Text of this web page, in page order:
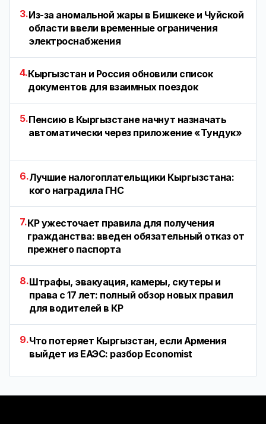
3.Из-за аномальной жары в Бишкеке и Чуйской
области ввели временные ограничения
электроснабжения
4.Кыргызстан и Россия обновили список
документов для взаимных поездок
5.Пенсию в Кыргызстане начнут назначать
автоматически через приложение «Тундук»
6.Лучшие налогоплательщики Кыргызстана:
кого наградила ГНС
7.КР ужесточает правила для получения
гражданства: введен обязательный отказ от
прежнего паспорта
8.Штрафы, эвакуация, камеры, скутеры и
права с 17 лет: полный обзор новых правил
для водителей в КР
9.Что потеряет Кыргызстан, если Армения
выйдет из ЕАЭС: разбор Economist